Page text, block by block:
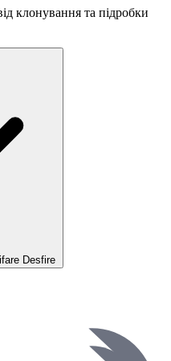
клонування та підробки
Desfire